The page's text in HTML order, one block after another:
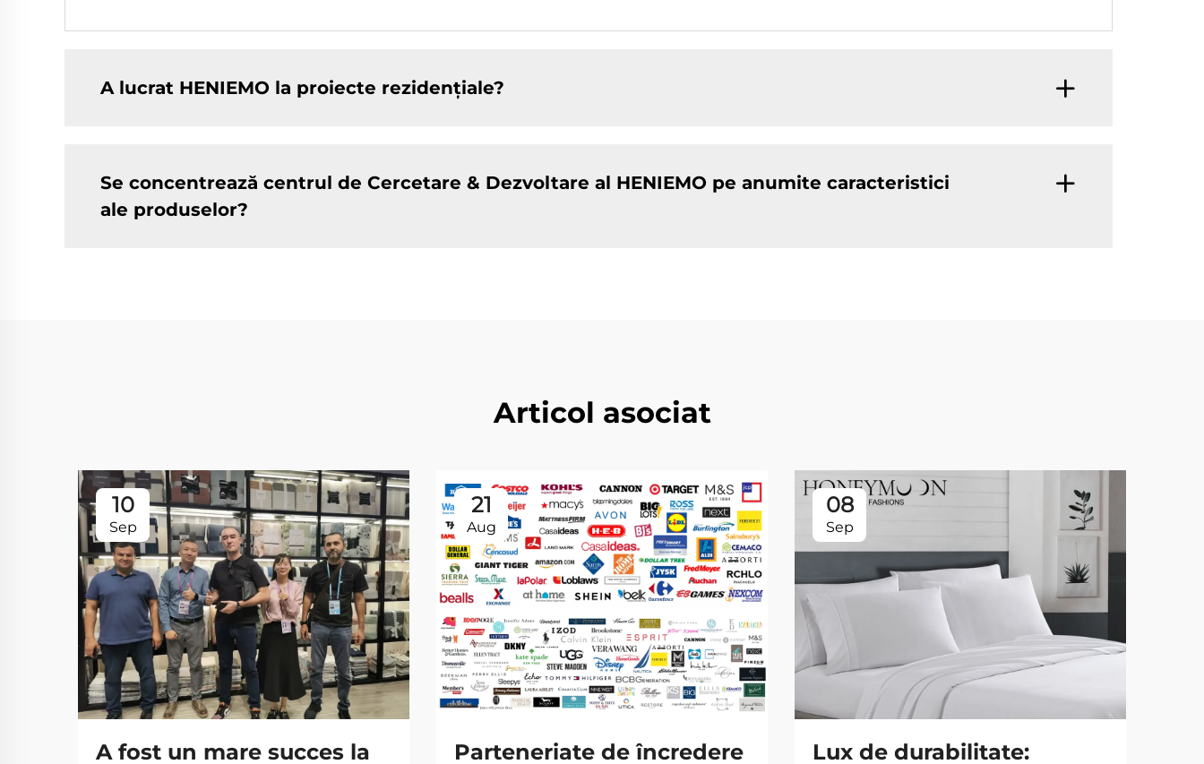
A lucrat HENIEMO la proiecte rezidențiale?
Se concentrează centrul de Cercetare & Dezvoltare al HENIEMO pe anumite caracteristici
ale produselor?
Articol asociat
10
Sep
A fost un mare succes la
21
Aug
Parteneriate de încredere
08
Sep
Lux de durabilitate: